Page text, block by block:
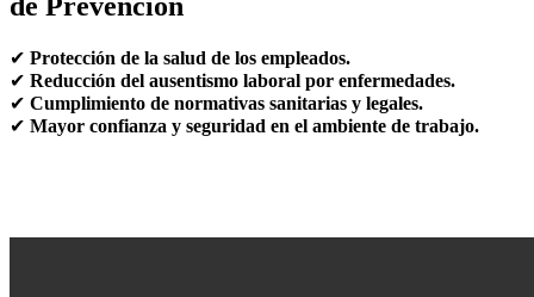
de Prevención
✔ Protección de la salud de los empleados.
✔ Reducción del ausentismo laboral por enfermedades.
✔ Cumplimiento de normativas sanitarias y legales.
✔ Mayor confianza y seguridad en el ambiente de trabajo.